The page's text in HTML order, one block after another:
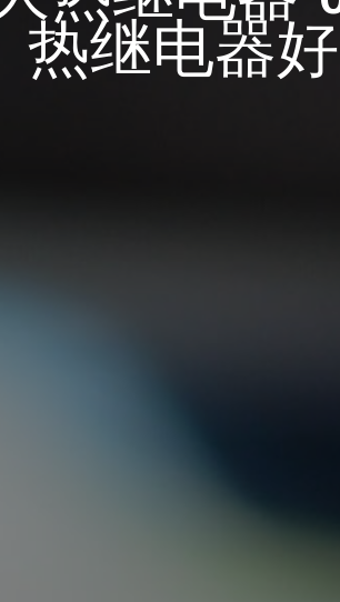
热继电器好